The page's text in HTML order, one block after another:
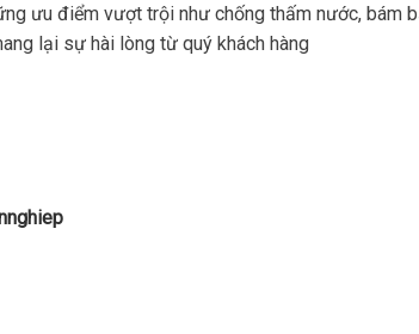
ưu điểm vượt trội như chống thấm nước, bám
lại sự hài lòng từ quý khách hàng